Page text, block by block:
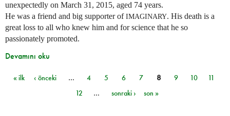
unexpectedly on March 31, 2015, aged 74 years.
He was a friend and big supporter ofIMAGINARY. His death is a
great loss to all who knew him and for science that he so
passionately promoted.
Devamını oku
Sayfalar
« ilk ‹ önceki … 4 5 6 7 8 9 10
11
12
… sonraki › son »